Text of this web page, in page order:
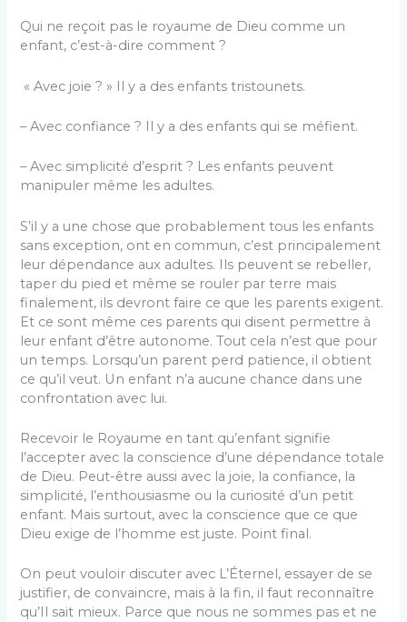
Qui ne reçoit pas le royaume de Dieu comme un
enfant, c’est-à-dire comment ?
« Avec joie ? » Il y a des enfants tristounets.
– Avec confiance ? Il y a des enfants qui se méfient.
– Avec simplicité d’esprit ? Les enfants peuvent
manipuler même les adultes.
S’il y a une chose que probablement tous les enfants
sans exception, ont en commun, c’est principalement
leur dépendance aux adultes. Ils peuvent se rebeller,
taper du pied et même se rouler par terre mais
finalement, ils devront faire ce que les parents exigent.
Et ce sont même ces parents qui disent permettre à
leur enfant d’être autonome. Tout cela n’est que pour
un temps. Lorsqu’un parent perd patience, il obtient
ce qu’il veut. Un enfant n’a aucune chance dans une
confrontation avec lui.
Recevoir le Royaume en tant qu’enfant signifie
l’accepter avec la conscience d’une dépendance totale
de Dieu. Peut-être aussi avec la joie, la confiance, la
simplicité, l’enthousiasme ou la curiosité d’un petit
enfant. Mais surtout, avec la conscience que ce que
Dieu exige de l’homme est juste. Point final.
On peut vouloir discuter avec L’Éternel, essayer de se
justifier, de convaincre, mais à la fin, il faut reconnaître
qu’Il sait mieux. Parce que nous ne sommes pas et ne